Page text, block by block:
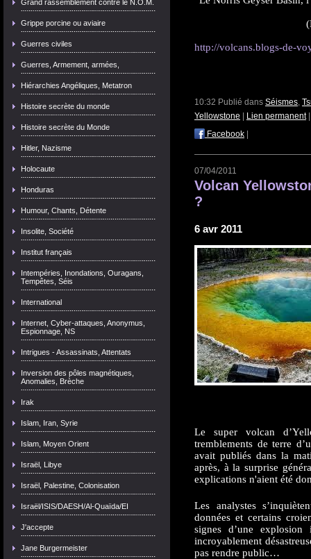
Grand rassemblement contre le N.O.M.
Grippe porcine ou aviaire
Guerres civiles
Guerres, Armement, armées,
Hiérarchies Angéliques, Metatron
Histoire secrète du monde
Histoire secrète du Monde
Hitler, Nazisme
Holocaute
Honduras
Humour, Chants, Détente
Insolite, Société
Institut français
Intempéries, Inondations, Ouragans,
Tempêtes, Séis
International
Internet, Cyber-attaques, Anonymus,
Espionnage, NS
Intrigues - Assassinats, Attentats
Inversion des pôles magnétiques,
Anomalies, Brèche
Irak
Islam, Iran, Syrie
Islam, Moyen Orient
Israël, Libye
Israël, Palestine, Colonisation
Israël/ISIS/DAESH/Al-Quaïda/EI
J'accepte
Jane Burgermeister
http://volcans.blogs-de-
10:32 Publié dans Séismes
Yellowstone | Lien permanent
Facebook |
07/04/2011
Volcan
?
6 avr 2011
Le super volcan
tremblements de terre
avait publiés dans la
après, à la surprise
explications n'aient été
Les analystes
données et certains
signes d’une explosion
incroyablement
pas rendre public…